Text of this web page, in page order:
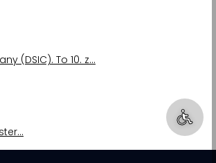
(DSIC). To 10. z…